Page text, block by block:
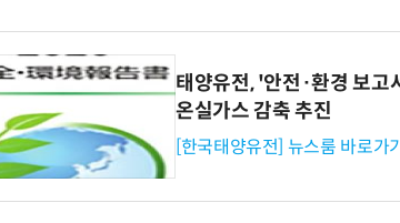
태양유전, '안전·환경 보
온실가스 감축 추진
[한국태양유전] 뉴스룸 바로가